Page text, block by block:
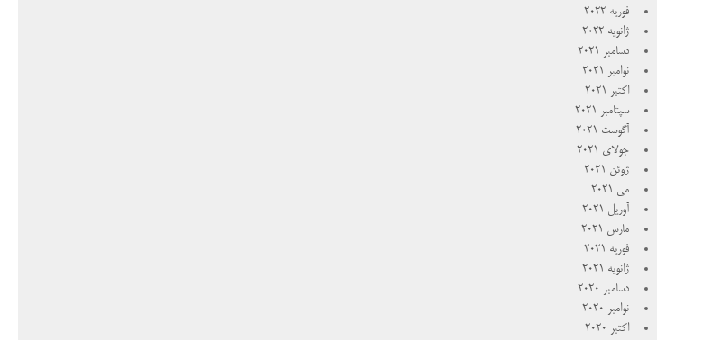
فوریه 2022
ژانویه 2022
دسامبر 2021
نوامبر 2021
اکتبر 2021
سپتامبر 2021
آگوست 2021
جولای 2021
ژوئن 2021
می 2021
آوریل 2021
مارس 2021
فوریه 2021
ژانویه 2021
دسامبر 2020
نوامبر 2020
اکتبر 2020